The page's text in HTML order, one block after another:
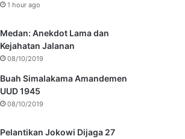
1 hour ago
Medan: Anekdot Lama dan
Kejahatan Jalanan
08/10/2019
Buah Simalakama Amandemen
UUD 1945
08/10/2019
Pelantikan Jokowi Dijaga 27